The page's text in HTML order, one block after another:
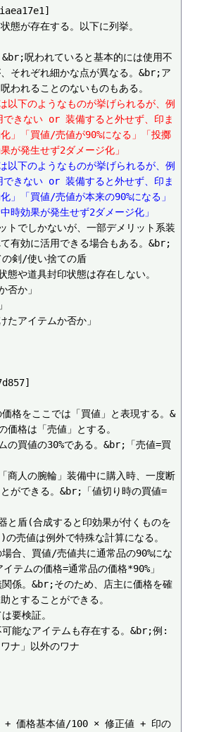
態が存在する。以下に列挙。
呪われていると基本的には使用不
それぞれ細かな点が異なる。&br;ア
下のようなものが挙げられるが、例
きない or 装備すると外せず、印ま
」「買値/売値が90%になる」「投擲
が発生せず2ダメージ化」
下のようなものが挙げられるが、例
きない or 装備すると外せず、印ま
」「買値/売値が本来の90%になる」
時効果が発生せず2ダメージ化」
でしかないが、一部デメリット系装
有効に活用できる場合もある。&br;
剣/使い捨ての盾
や道具封印状態は存在しない。
か」
アイテムか否か」
格をここでは「買値」と表現する。&
格は「売値」とする。
の買値の30%である。&br;「売値=買
商人の腕輪」装備中に購入時、一度断
ができる。&br;「値切り時の買値=
と盾(合成すると印効果が付くものを
売値は例外で特殊な計算になる。
合、買値/売値共に通常品の90%にな
テムの価格=通常品の価格*90%」
係。&br;そのため、店主に価格を確
とすることができる。
要検証。
能なアイテムも存在する。&br;例:
ナ」以外のワナ
+ 価格基本値/100 × 修正値 + 印の